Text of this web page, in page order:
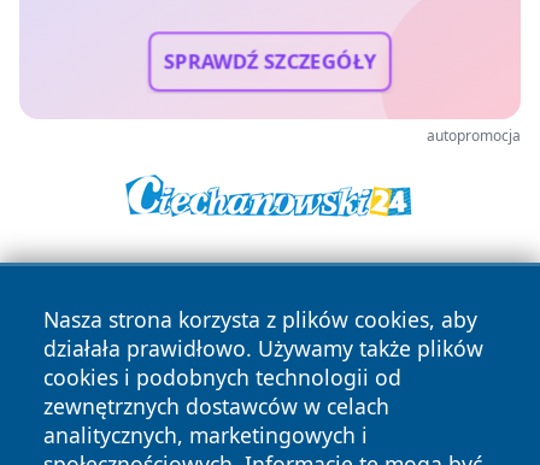
SPRAWDŹ SZCZEGÓŁY
autopromocja
Nasza strona korzysta z plików cookies, aby
działała prawidłowo. Używamy także plików
cookies i podobnych technologii od
zewnętrznych dostawców w celach
analitycznych, marketingowych i
Copyright © 2026 belchatowski24.pl Wszystkie prawa
zastrzeżone.